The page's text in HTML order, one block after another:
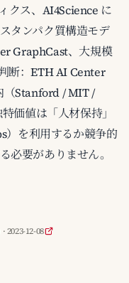
クス、AI4Science に
タンパク質構造モデ
GraphCast、大規模
断：ETH AI Center
（Stanford / MIT /
価値は「人材保持」
を利用するか競争的
必要がありません。
· 2023-12-08